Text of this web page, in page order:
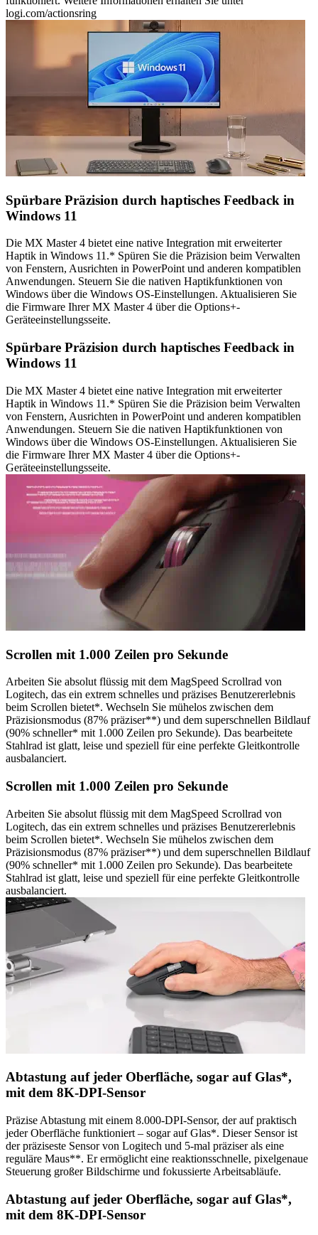
logi.com/actionsring
Spürbare Präzision durch haptisches Feedback in
Windows 11
Die MX Master 4 bietet eine native Integration mit erweiterter
Haptik in Windows 11.* Spüren Sie die Präzision beim Verwalten
von Fenstern, Ausrichten in PowerPoint und anderen kompatiblen
Anwendungen. Steuern Sie die nativen Haptikfunktionen von
Windows über die Windows OS-Einstellungen. Aktualisieren Sie
die Firmware Ihrer MX Master 4 über die Options+-
Geräteeinstellungsseite.
Spürbare Präzision durch haptisches Feedback in
Windows 11
Die MX Master 4 bietet eine native Integration mit erweiterter
Haptik in Windows 11.* Spüren Sie die Präzision beim Verwalten
von Fenstern, Ausrichten in PowerPoint und anderen kompatiblen
Anwendungen. Steuern Sie die nativen Haptikfunktionen von
Windows über die Windows OS-Einstellungen. Aktualisieren Sie
die Firmware Ihrer MX Master 4 über die Options+-
Geräteeinstellungsseite.
Scrollen mit 1.000 Zeilen pro Sekunde
Arbeiten Sie absolut flüssig mit dem MagSpeed Scrollrad von
Logitech, das ein extrem schnelles und präzises Benutzererlebnis
beim Scrollen bietet*. Wechseln Sie mühelos zwischen dem
Präzisionsmodus (87% präziser**) und dem superschnellen Bildlauf
(90% schneller* mit 1.000 Zeilen pro Sekunde). Das bearbeitete
Stahlrad ist glatt, leise und speziell für eine perfekte Gleitkontrolle
ausbalanciert.
Scrollen mit 1.000 Zeilen pro Sekunde
Arbeiten Sie absolut flüssig mit dem MagSpeed Scrollrad von
Logitech, das ein extrem schnelles und präzises Benutzererlebnis
beim Scrollen bietet*. Wechseln Sie mühelos zwischen dem
Präzisionsmodus (87% präziser**) und dem superschnellen Bildlauf
(90% schneller* mit 1.000 Zeilen pro Sekunde). Das bearbeitete
Stahlrad ist glatt, leise und speziell für eine perfekte Gleitkontrolle
ausbalanciert.
Abtastung auf jeder Oberfläche, sogar auf Glas*,
mit dem 8K-DPI-Sensor
Präzise Abtastung mit einem 8.000-DPI-Sensor, der auf praktisch
jeder Oberfläche funktioniert – sogar auf Glas*. Dieser Sensor ist
der präziseste Sensor von Logitech und 5-mal präziser als eine
reguläre Maus**. Er ermöglicht eine reaktionsschnelle, pixelgenaue
Steuerung großer Bildschirme und fokussierte Arbeitsabläufe.
Abtastung auf jeder Oberfläche, sogar auf Glas*,
mit dem 8K-DPI-Sensor